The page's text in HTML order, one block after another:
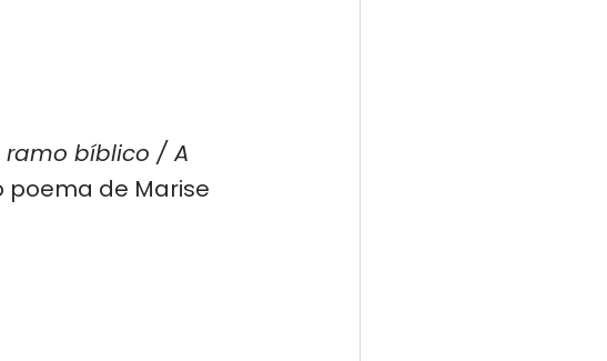
ramo bíblico / A
de Marise